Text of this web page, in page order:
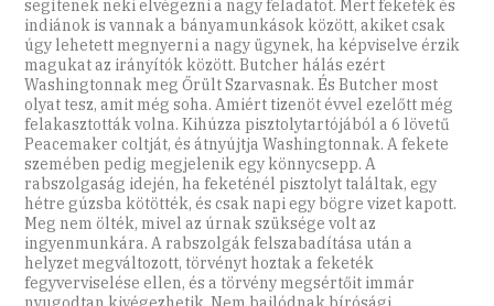
segítenek neki elvégezni a nagy feladatot. Mert feketék és
indiánok is vannak a bányamunkások között, akiket csak
úgy lehetett megnyerni a nagy ügynek, ha képviselve érzik
magukat az irányítók között. Butcher hálás ezért
Washingtonnak meg Őrült Szarvasnak. És Butcher most
olyat tesz, amit még soha. Amiért tizenöt évvel ezelőtt még
felakasztották volna. Kihúzza pisztolytartójából a 6 lövetű
Peacemaker coltját, és átnyújtja Washingtonnak. A fekete
szemében pedig megjelenik egy könnycsepp. A
rabszolgaság idején, ha feketénél pisztolyt találtak, egy
hétre gúzsba kötötték, és csak napi egy bögre vizet kapott.
Meg nem ölték, mivel az úrnak szüksége volt az
ingyenmunkára. A rabszolgák felszabadítása után a
helyzet megváltozott, törvényt hoztak a feketék
fegyverviselése ellen, és a törvény megsértőit immár